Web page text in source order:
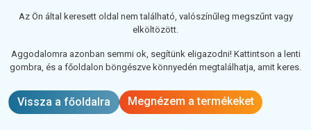
Az Ön által keresett oldal nem található, valószínűleg megszűnt vagy
elköltözött.
Aggodalomra azonban semmi ok, segítünk eligazodni! Kattintson a lenti
gombra, és a főoldalon böngészve könnyedén megtalálhatja, amit keres.
Vissza a főoldalra Megnézem a termékeket